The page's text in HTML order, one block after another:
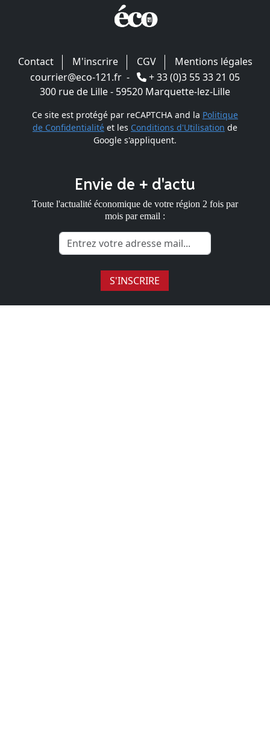
Contact M'inscrire CGV
Mentions légales
courrier@eco-121.fr -
+ 33 (0)3 55 33 21 05
300 rue de Lille - 59520 Marquette-lez-Lille
Ce site est protégé par reCAPTCHA and la Politique
de Confidentialitéet les Conditions d'Utilisation de
Google s'appliquent.
Envie de + d'actu
Toute l'actualité économique de votre région 2 fois par
mois par email :
S'INSCRIRE